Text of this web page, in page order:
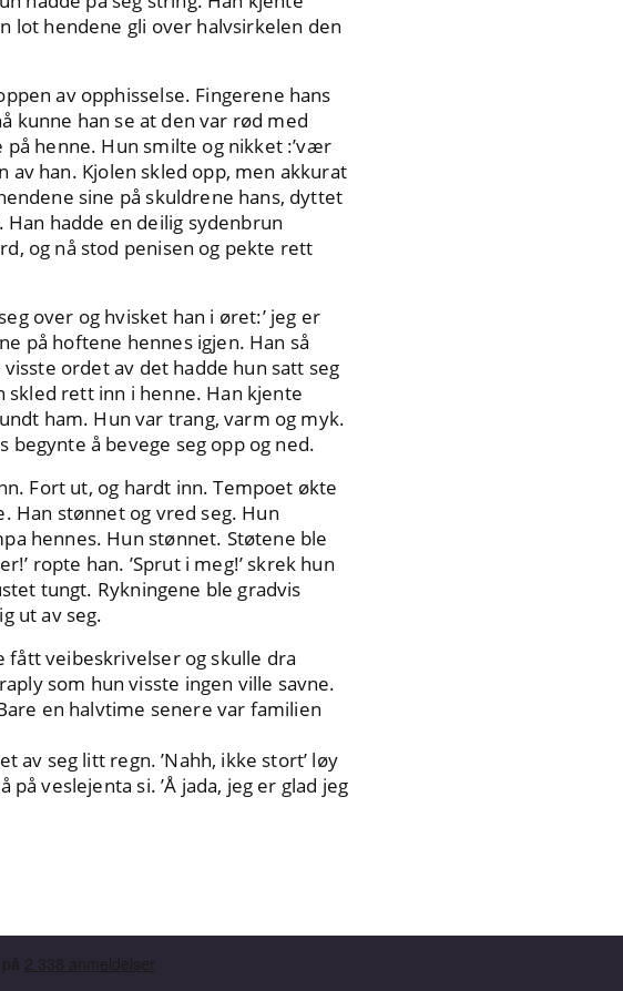
lot hendene gli over halvsirkelen den
av opphisselse. Fingerene hans
kunne han se at den var rød med
på henne. Hun smilte og nikket :’vær
av han. Kjolen skled opp, men akkurat
sine på skuldrene hans, dyttet
hadde en deilig sydenbrun
og nå stod penisen og pekte rett
over og hvisket han i øret:’ jeg er
på hoftene hennes igjen. Han så
ordet av det hadde hun satt seg
skled rett inn i henne. Han kjente
ham. Hun var trang, varm og myk.
begynte å bevege seg opp og ned.
Fort ut, og hardt inn. Tempoet økte
Han stønnet og vred seg. Hun
hennes. Hun stønnet. Støtene ble
ropte han. ’Sprut i meg!’ skrek hun
tungt. Rykningene ble gradvis
ut av seg.
fått veibeskrivelser og skulle dra
som hun visste ingen ville savne.
en halvtime senere var familien
av seg litt regn. ’Nahh, ikke stort’ løy
veslejenta si. ’Å jada, jeg er glad jeg